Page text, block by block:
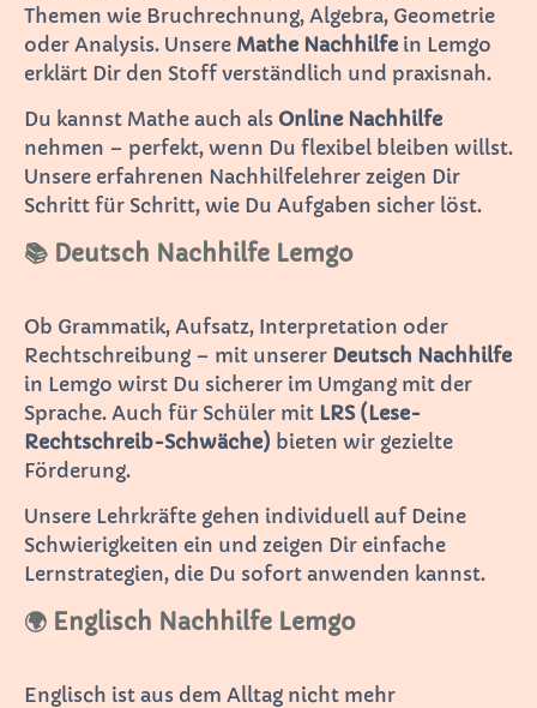
Themen wie Bruchrechnung, Algebra, Geometrie
oder Analysis. Unsere Mathe Nachhilfe in Lemgo
erklärt Dir den Stoff verständlich und praxisnah.
Du kannst Mathe auch als Online Nachhilfe
nehmen – perfekt, wenn Du flexibel bleiben willst.
Unsere erfahrenen Nachhilfelehrer zeigen Dir
Schritt für Schritt, wie Du Aufgaben sicher löst.
📚 Deutsch Nachhilfe Lemgo
Ob Grammatik, Aufsatz, Interpretation oder
Rechtschreibung – mit unserer Deutsch Nachhilfe
in Lemgo wirst Du sicherer im Umgang mit der
Sprache. Auch für Schüler mit LRS (Lese-
Rechtschreib-Schwäche) bieten wir gezielte
Förderung.
Unsere Lehrkräfte gehen individuell auf Deine
Schwierigkeiten ein und zeigen Dir einfache
Lernstrategien, die Du sofort anwenden kannst.
🌍 Englisch Nachhilfe Lemgo
Englisch ist aus dem Alltag nicht mehr